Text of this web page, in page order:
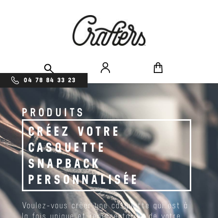
04 78 84 33 23
PRODUITS
CRÉEZ VOTRE
CASQUETTE
SNAPBACK
PERSONNALISÉE
Voulez-vous créer une casquette qui est à